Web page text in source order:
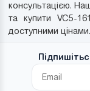
консультацією.
та купити VC5-
доступними